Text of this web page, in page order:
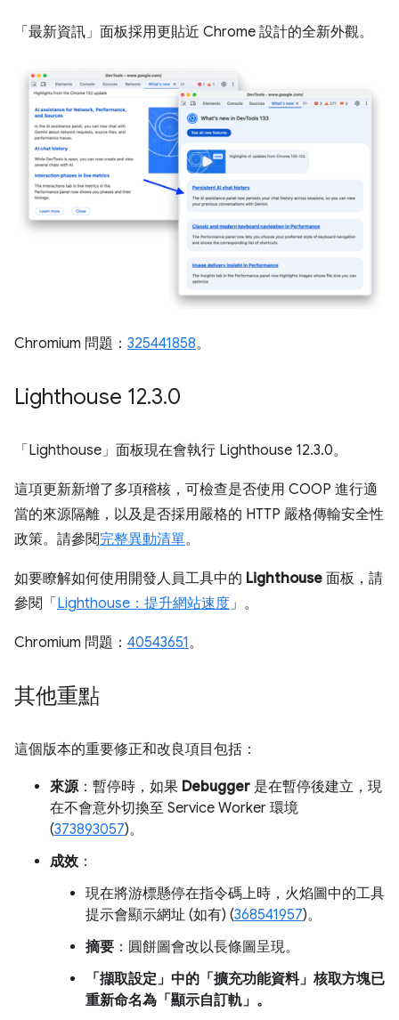
「最新資訊」 面板採用更貼近 Chrome 設計的全新外觀。
Chromium 問題： 325441858。
Lighthouse 12.3.0
「Lighthouse」 面板現在會執行 Lighthouse 12.3.0。
這項更新新增了多項稽核，可檢查是否使用 COOP 進行適
當的來源隔離，以及是否採用嚴格的 HTTP 嚴格傳輸安全性
政策。請參閱完整異動清單。
如要瞭解如何使用開發人員工具中的 Lighthouse 面板，請
參閱「Lighthouse：提升網站速度 」。
Chromium 問題： 40543651。
其他重點
這個版本的重要修正和改良項目包括：
來源：暫停時，如果 Debugger 是在暫停後建立，現
在不會意外切換至 Service Worker 環境
(373893057)。
成效 ：
現在將游標懸停在指令碼上時，火焰圖中的工具
提示會顯示網址 (如有) (368541957)。
摘要 ：圓餅圖會改以長條圖呈現。
「擷取設定」中的「擴充功能資料」 核取方塊已
重新命名為「顯示自訂軌」 。